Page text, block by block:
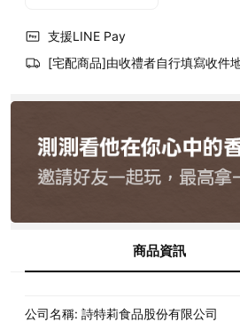
支援LINE Pay
[宅配商品]由收禮者自行填寫收件
商品資訊
公司名稱: 詩特莉食品股份有限公司